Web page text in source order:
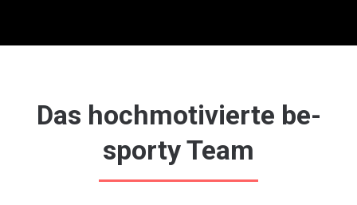
Das hochmotivierte be-
sporty Team